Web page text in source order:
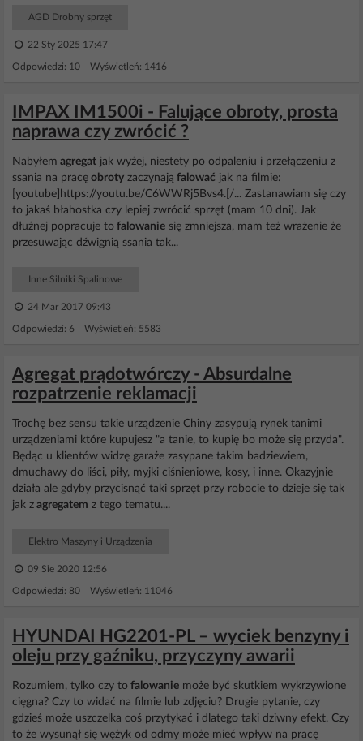
AGD Drobny sprzęt
22 Sty 2025 17:47
Odpowiedzi: 10 Wyświetleń: 1416
IMPAX IM1500i - Falujące obroty, prosta
naprawa czy zwrócić ?
Nabyłem agregat jak wyżej, niestety po odpaleniu i przełączeniu z
ssania na pracę obroty zaczynają falować jak na filmie:
[youtube]https://youtu.be/C6WWRj5Bvs4.[/... Zastanawiam się czy
to jakaś błahostka czy lepiej zwrócić sprzęt (mam 10 dni). Jak
dłużnej popracuje to falowanie się zmniejsza, mam też wrażenie że
przesuwając dźwignią ssania tak...
Inne Silniki Spalinowe
24 Mar 2017 09:43
Odpowiedzi: 6 Wyświetleń: 5583
Agregat prądotwórczy - Absurdalne
rozpatrzenie reklamacji
Trochę bez sensu takie urządzenie Chiny zasypują rynek tanimi
urządzeniami które kupujesz "a tanie, to kupię bo może się przyda".
Będąc u klientów widzę garaże zasypane takim badziewiem,
dmuchawy do liści, piły, myjki ciśnieniowe, kosy, i inne. Okazyjnie
działa ale gdyby przycisnąć taki sprzęt przy robocie to dzieje się tak
jak z agregatem z tego tematu....
Elektro Maszyny i Urządzenia
09 Sie 2020 12:56
Odpowiedzi: 80 Wyświetleń: 11046
HYUNDAI HG2201-PL – wyciek benzyny i
oleju przy gaźniku, przyczyny awarii
Rozumiem, tylko czy to falowanie może być skutkiem wykrzywione
cięgna? Czy to widać na filmie lub zdjęciu? Drugie pytanie, czy
gdzieś może uszczelka coś przytykać i dlatego taki dziwny efekt. Czy
to że wysunął się wężyk od odmy może mieć wpływ na pracę